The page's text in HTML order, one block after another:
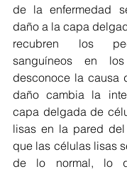
de la enfermedad
daño a la capa
recubren los
sanguíneos en
desconoce la causa
daño cambia la
capa delgada de
lisas en la pared
que las células lisas
de lo normal, lo